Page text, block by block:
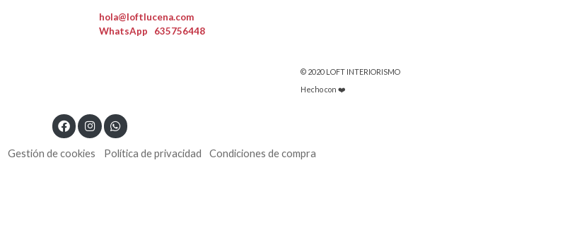
hola@loftlucena.com
WhatsApp 635756448
© 2020 LOFT INTERIORISMO
Hecho con ❤️
Gestión de cookies Política de privacidad Condiciones de compra